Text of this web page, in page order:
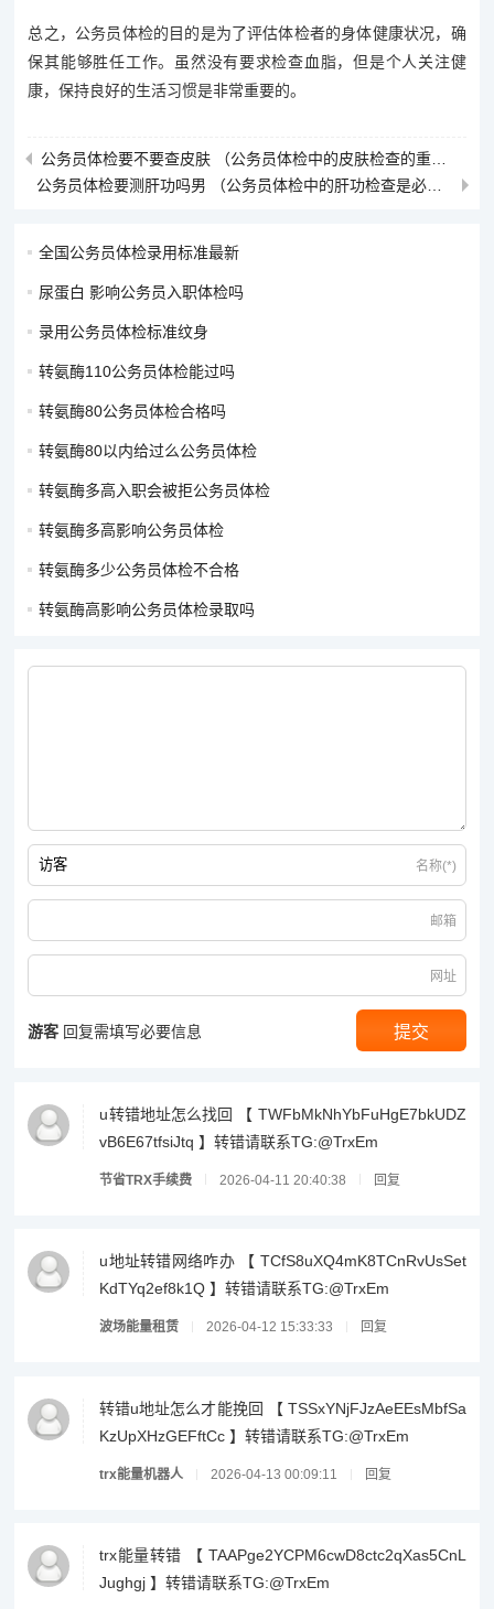
总之，公务员体检的目的是为了评估体检者的身体健康状况，确
保其能够胜任工作。虽然没有要求检查血脂，但是个人关注健
康，保持良好的生活习惯是非常重要的。
全国公务员体检录用标准最新
尿蛋白 影响公务员入职体检吗
录用公务员体检标准纹身
转氨酶110公务员体检能过吗
转氨酶80公务员体检合格吗
转氨酶80以内给过么公务员体检
转氨酶多高入职会被拒公务员体检
转氨酶多高影响公务员体检
转氨酶多少公务员体检不合格
转氨酶高影响公务员体检录取吗
名称(*)
邮箱
网址
游客 回复需填写必要信息
u转错地址怎么找回 【 TWFbMkNhYbFuHgE7bkUDZ
vB6E67tfsiJtq 】转错请联系TG:@TrxEm
节省TRX手续费 2026-04-11 20:40:38 回复
u地址转错网络咋办 【 TCfS8uXQ4mK8TCnRvUsSet
KdTYq2ef8k1Q 】转错请联系TG:@TrxEm
波场能量租赁 2026-04-12 15:33:33 回复
转错u地址怎么才能挽回 【 TSSxYNjFJzAeEEsMbfSa
KzUpXHzGEFftCc 】转错请联系TG:@TrxEm
trx能量机器人 2026-04-13 00:09:11 回复
trx能量转错 【 TAAPge2YCPM6cwD8ctc2qXas5CnL
Jughgj 】转错请联系TG:@TrxEm